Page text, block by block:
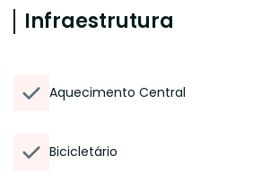
Infraestrutura
Aquecimento Central
Bicicletário